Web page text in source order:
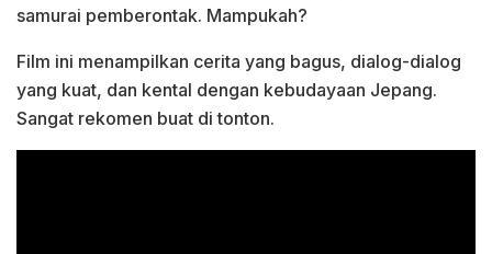
samurai pemberontak. Mampukah?
Film ini menampilkan cerita yang bagus, dialog-dialog
yang kuat, dan kental dengan kebudayaan Jepang.
Sangat rekomen buat di tonton.